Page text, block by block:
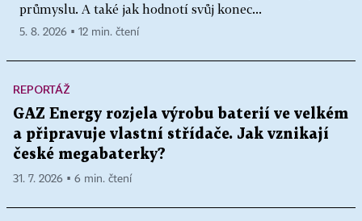
průmyslu. A také jak hodnotí svůj konec...
5. 8. 2026 ▪ 12 min. čtení
REPORTÁŽ
GAZ Energy rozjela výrobu baterií ve velkém
a připravuje vlastní střídače. Jak vznikají
české megabaterky?
31. 7. 2026 ▪ 6 min. čtení